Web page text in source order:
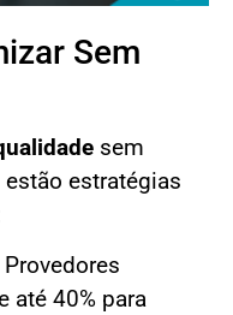
Sem
sem
estratégias
Provedores
até 40% para